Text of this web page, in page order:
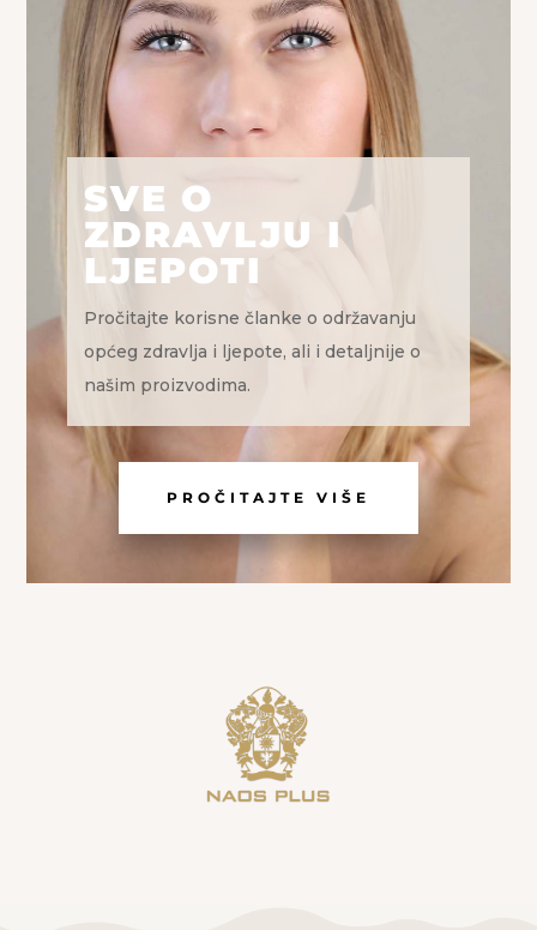
SVE O
ZDRAVLJU I
LJEPOTI
Pročitajte korisne članke o održavanju
općeg zdravlja i ljepote, ali i detaljnije o
našim proizvodima.
PROČITAJTE VIŠE